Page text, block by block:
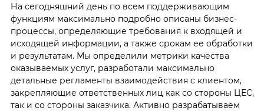
На сегодняшний день по всем поддерживающим
функциям максимально подробно описаны бизнес-
процессы, определяющие требования к входящей и
исходящей информации, а также срокам ее обработки
и результатам. Мы определили метрики качества
оказываемых услуг, разработали максимально
детальные регламенты взаимодействия с клиентом,
закрепляющие ответственных лиц как со стороны ЦЕС,
так и со стороны заказчика. Активно разрабатываем